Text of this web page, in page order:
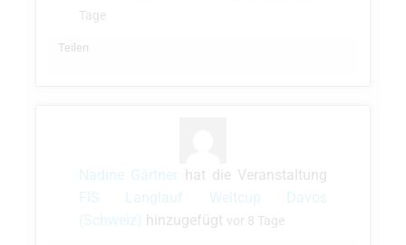
Tage
Teilen
Nadine Gärtner hat die Veranstaltung
FIS Langlauf Weltcup Davos
(Schweiz) hinzugefügt vor 8 Tage